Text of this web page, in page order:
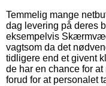
Temmelig mange
dag levering på deres
eksempelvis
vagtsom da det
tidligere end et givent
de har en chance for
forud for at personalet